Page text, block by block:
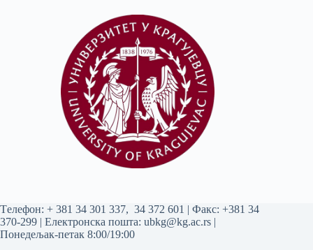
Tелефон: + 381 34 301 337, 34 372 601 | Факс: +381 34
370-299 | Електронска пошта: ubkg@kg.ac.rs |
Понедељак-петак 8:00/19:00